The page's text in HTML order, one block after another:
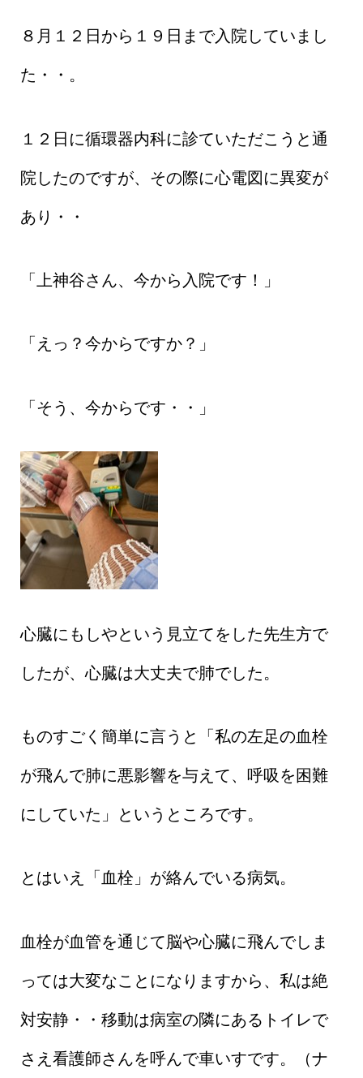
８月１２日から１９日まで入院していまし
た・・。
１２日に循環器内科に診ていただこうと通
院したのですが、その際に心電図に異変が
あり・・
「上神谷さん、今から入院です！」
「えっ？今からですか？」
「そう、今からです・・」
心臓にもしやという見立てをした先生方で
したが、心臓は大丈夫で肺でした。
ものすごく簡単に言うと「私の左足の血栓
が飛んで肺に悪影響を与えて、呼吸を困難
にしていた」というところです。
とはいえ「血栓」が絡んでいる病気。
血栓が血管を通じて脳や心臓に飛んでしま
っては大変なことになりますから、私は絶
対安静・・移動は病室の隣にあるトイレで
さえ看護師さんを呼んで車いすです。（ナ